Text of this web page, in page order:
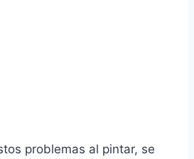
problemas al pintar, se